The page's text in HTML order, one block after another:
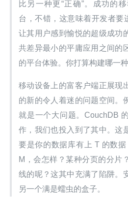
比另一种更“正确”。成功的
台，不错，这意味着开发者要
让其用户感到愉悦的超级成功
共差异最小的平庸应用之间的
的平台体验。你打算构建哪一
移动设备上的富客户端正展现
的新的令人着迷的问题空间。
就是一个大问题。CouchDB
作，我们也投入到了其中。这
要是你的数据库有上 T 的数
M，会怎样？某种分页的分片
线的呢？这其中充满了陷阱。
另一个满是蠕虫的盒子。